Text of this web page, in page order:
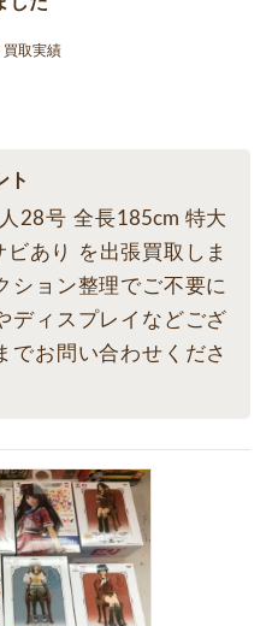
買取実績
ト
28号 全長185cm 特大
あり を出張買取しま
ション整理でご不要に
ディスプレイなどござ
でお問い合わせくださ